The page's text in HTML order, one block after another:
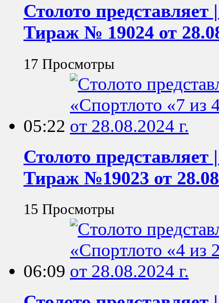
Столото представляет
Тираж № 19024 от
17 Просмотры
05:22
Столото представляет
Тираж №19023 от
15 Просмотры
06:09